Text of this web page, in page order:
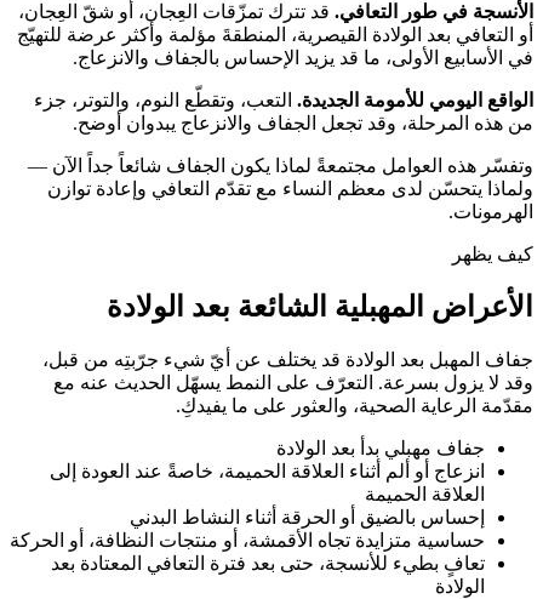
الأنسجة في طور التعافي. قد تترك تمزّقات العِجان، أو شقّ العِجان،
أو التعافي بعد الولادة القيصرية، المنطقةَ مؤلمة وأكثر عرضة للتهيّج
في الأسابيع الأولى، ما قد يزيد الإحساس بالجفاف والانزعاج.
الواقع اليومي للأمومة الجديدة. التعب، وتقطّع النوم، والتوتر، جزء
من هذه المرحلة، وقد تجعل الجفاف والانزعاج يبدوان أوضح.
وتفسّر هذه العوامل مجتمعةً لماذا يكون الجفاف شائعاً جداً الآن —
ولماذا يتحسّن لدى معظم النساء مع تقدّم التعافي وإعادة توازن
الهرمونات.
كيف يظهر
الأعراض المهبلية الشائعة بعد الولادة
جفاف المهبل بعد الولادة قد يختلف عن أيّ شيء جرّبتِه من قبل،
وقد لا يزول بسرعة. التعرّف على النمط يسهّل الحديث عنه مع
مقدّمة الرعاية الصحية، والعثور على ما يفيدكِ.
جفاف مهبلي بدأ بعد الولادة
انزعاج أو ألم أثناء العلاقة الحميمة، خاصةً عند العودة إلى
العلاقة الحميمة
إحساس بالضيق أو الحرقة أثناء النشاط البدني
حساسية متزايدة تجاه الأقمشة، أو منتجات النظافة، أو الحركة
تعافٍ بطيء للأنسجة، حتى بعد فترة التعافي المعتادة بعد
الولادة